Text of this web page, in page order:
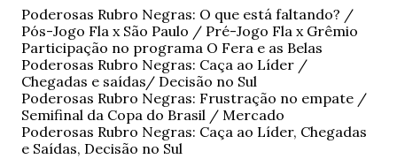
Poderosas Rubro Negras: O que está faltando? /
Pós-Jogo Fla x São Paulo / Pré-Jogo Fla x Grêmio
Participação no programa O Fera e as Belas
Poderosas Rubro Negras: Caça ao Líder /
Chegadas e saídas/ Decisão no Sul
Poderosas Rubro Negras: Frustração no empate /
Semifinal da Copa do Brasil / Mercado
Poderosas Rubro Negras: Caça ao Líder, Chegadas
e Saídas, Decisão no Sul